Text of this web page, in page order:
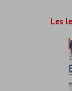
Les